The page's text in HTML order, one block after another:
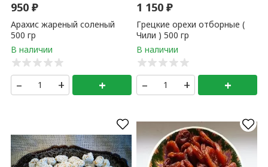
950₽
Арахис жареный соленый
500 гр
– + +
1 150₽
Грецкие орехи отборные (
Чили ) 500 гр
– + +